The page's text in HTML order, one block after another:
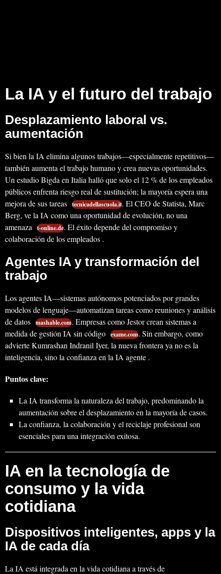
La IA y el futuro del trabajo
Desplazamiento laboral vs.
aumentación
Si bien la IA elimina algunos trabajos—especialmente repetitivos—
también aumenta el trabajo humano y crea nuevas oportunidades.
Un estudio Bigda en Italia halló que solo el 12 % de los empleados
públicos enfrenta riesgo real de sustitución; la mayoría espera una
mejora de sus tareas tecnicadellascuola.it. El CEO de Statista, Marc
Berg, ve la IA como una oportunidad de evolución, no una
amenaza
t-online.de. El éxito depende del compromiso y
colaboración de los empleados .
Agentes IA y transformación del
trabajo
Los agentes IA—sistemas autónomos potenciados por grandes
modelos de lenguaje—automatizan tareas como reuniones y análisis
de datos mashable.com. Empresas como Jestor crean sistemas a
medida de gestión IA sin código exame.com. Sin embargo, como
advierte Kumrashan Indranil Iyer, la nueva frontera ya no es la
inteligencia, sino la confianza en la IA agente .
Puntos clave:
La IA transforma la naturaleza del trabajo, predominando la
aumentación sobre el desplazamiento en la mayoría de casos.
La confianza, la colaboración y el reciclaje profesional son
esenciales para una integración exitosa.
IA en la tecnología de
consumo y la vida
cotidiana
Dispositivos inteligentes, apps y la
IA de cada día
La IA está integrada en la vida cotidiana a través de